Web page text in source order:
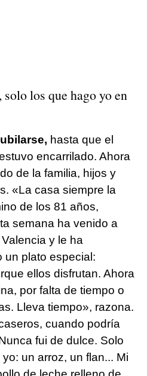
los que hago yo en
hasta que el
encarrilado. Ahora
de la familia, hijos y
«La casa siempre la
de los 81 años,
semana ha venido a
y le ha
un plato especial:
ellos disfrutan. Ahora
por falta de tiempo o
Lleva tiempo», razona.
cuando podría
fui de dulce. Solo
un arroz, un flan... Mi